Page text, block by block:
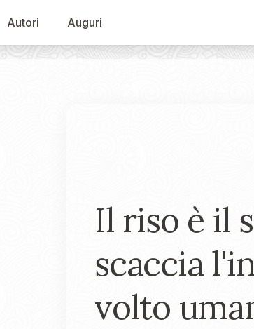
Autori Auguri
Il riso è il
scaccia
volto